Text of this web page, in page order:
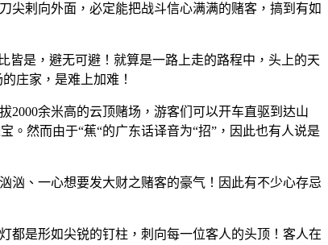
尖剌向外面，必定能把战斗信心满满的赌客，搞到有如
皆是，避无可避！就算是一路上走的路程中，头上的天
庄家，是难上加难！
2000余米高的云顶赌场，游客们可以开车直驱到达山
。然而由于“蕉“的广东话译音为“招”，因此也有人说是
汹、一心想要发大财之赌客的豪气！因此有不少心存忌
都是形如尖锐的钉柱，刺向每一位客人的头顶！客人在